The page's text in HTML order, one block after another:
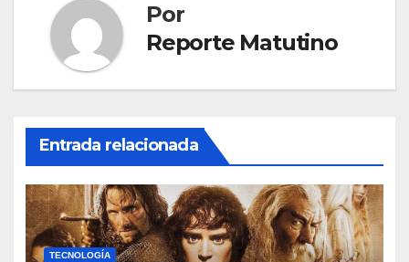
Por
Reporte Matutino
Entrada relacionada
TECNOLOGÍA